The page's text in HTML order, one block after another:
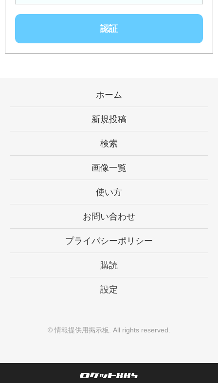
ホーム
新規投稿
検索
画像一覧
使い方
お問い合わせ
プライバシーポリシー
購読
設定
© 情報提供用掲示板 . All rights reserved.